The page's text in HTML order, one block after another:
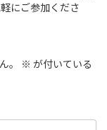
にご参加くださ
。 ※ が付いている